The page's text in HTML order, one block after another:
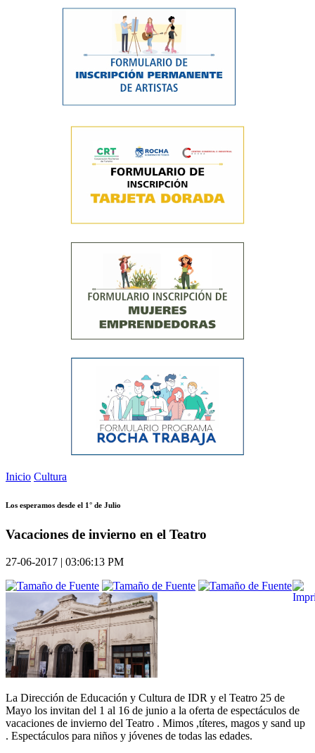
Inicio Cultura
Los esperamos desde el 1° de Julio
Vacaciones de invierno en el Teatro
27-06-2017 | 03:06:13 PM
La Dirección de Educación y Cultura de IDR y el Teatro 25 de
Mayo los invitan del 1 al 16 de junio a la oferta de espectáculos de
vacaciones de invierno del Teatro . Mimos ,títeres, magos y sand up
. Espectáculos para niños y jóvenes de todas las edades.